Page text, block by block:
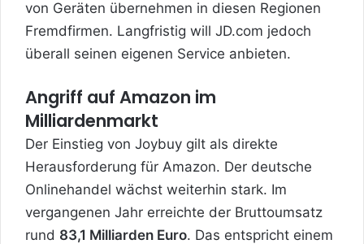
von Geräten übernehmen in diesen Regionen
Fremdfirmen. Langfristig will JD.com jedoch
überall seinen eigenen Service anbieten.
Angriff auf Amazon im
Milliardenmarkt
Der Einstieg von Joybuy gilt als direkte
Herausforderung für Amazon. Der deutsche
Onlinehandel wächst weiterhin stark. Im
vergangenen Jahr erreichte der Bruttoumsatz
rund 83,1 Milliarden Euro. Das entspricht einem